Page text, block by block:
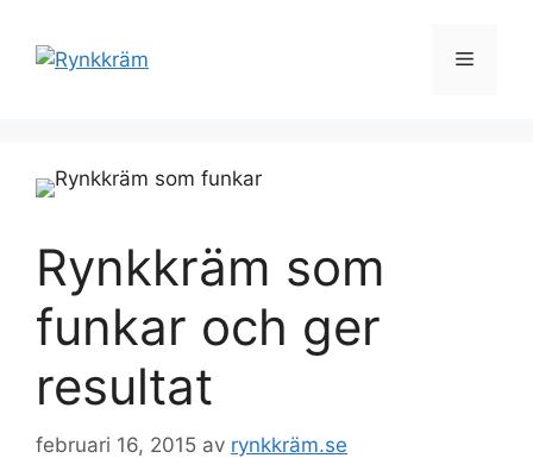
innehåll
Meny
Rynkkräm som
funkar och ger
resultat
februari 16, 2015 av rynkkräm.se